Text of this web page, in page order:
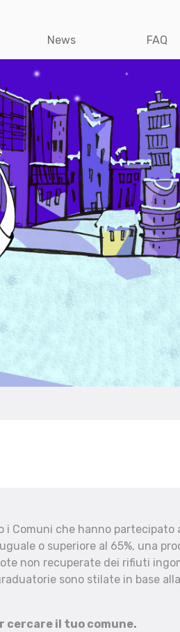
News FAQ
i Comuni che hanno
o superiore al 65%, una
non recuperate dei rifiuti
sono stilate in base
cercare il tuo comune.